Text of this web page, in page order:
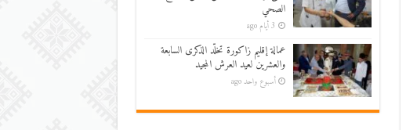
الصحي
3 أيام ago
عمالة إقليم زاكورة تخلّد الذكرى السابعة
والعشرين لعيد العرش المجيد
أسبوع واحد ago